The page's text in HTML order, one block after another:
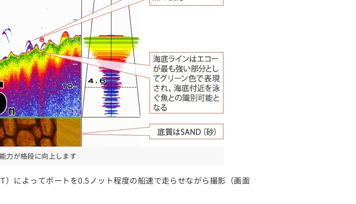
力が格段に向上します
によってボートを0.5ノット程度の船速で走らせながら撮影（画面